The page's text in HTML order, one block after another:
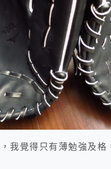
我覺得只有薄勉強及格